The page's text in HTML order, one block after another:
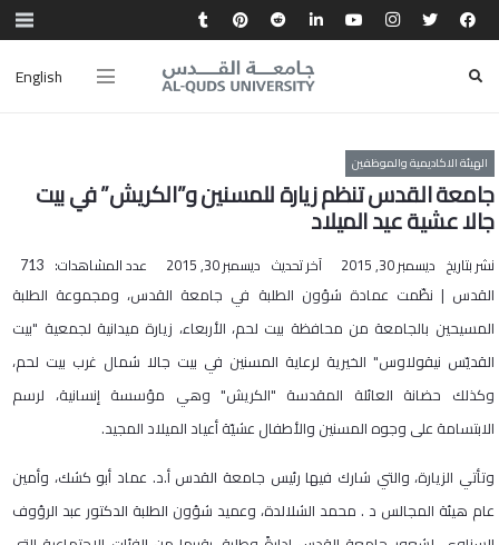
English
الهيئة الاكاديمية والموظفين
جامعة القدس تنظم زيارة للمسنين و”الكريش” في بيت
جالا عشية عيد الميلاد
نشر بتاريخ ديسمبر 30, 2015 آخر تحديث ديسمبر 30, 2015 عدد المشاهدات: 713
القدس | نظّمت عمادة شؤون الطلبة في جامعة القدس، ومجموعة الطلبة
المسيحين بالجامعة من محافظة بيت لحم، الأربعاء، زيارة ميدانية لجمعية "بيت
القديّس نيقولاوس" الخيرية لرعاية المسنين في بيت جالا شمال غرب بيت لحم،
وكذلك حضانة العائلة المقدسة "الكريش" وهي مؤسسة إنسانية، لرسم
الابتسامة على وجوه المسنين والأطفال عشيّة أعياد الميلاد المجيد.
وتأتي الزيارة، والتي شارك فيها رئيس جامعة القدس أ.د. عماد أبو كشك، وأمين
عام هيئة المجالس د . محمد الشلالدة، وعميد شؤون الطلبة الدكتور عبد الرؤوف